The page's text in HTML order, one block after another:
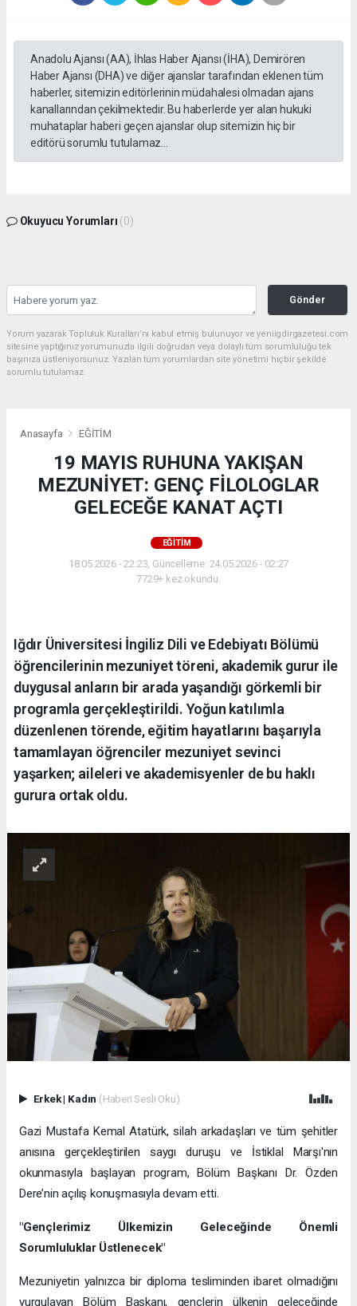
Anadolu Ajansı (AA), İhlas Haber Ajansı (İHA), Demirören
Haber Ajansı (DHA) ve diğer ajanslar tarafından eklenen tüm
haberler, sitemizin editörlerinin müdahalesi olmadan ajans
kanallarından çekilmektedir. Bu haberlerde yer alan hukuki
muhataplar haberi geçen ajanslar olup sitemizin hiç bir
editörü sorumlu tutulamaz...
Okuyucu Yorumları (0)
Gönder
Yorum yazarak Topluluk Kuralları’nı kabul etmiş bulunuyor ve yeniigdirgazetesi.com
sitesine yaptığınız yorumunuzla ilgili doğrudan veya dolaylı tüm sorumluluğu tek
başınıza üstleniyorsunuz. Yazılan tüm yorumlardan site yönetimi hiçbir şekilde
sorumlu tutulamaz.
Anasayfa EĞİTİM
19 MAYIS RUHUNA YAKIŞAN
MEZUNİYET: GENÇ FİLOLOGLAR
GELECEĞE KANAT AÇTI
EĞİTİM
18.05.2026 - 22:23, Güncelleme: 24.05.2026 - 02:27
7729+ kez okundu.
Iğdır Üniversitesi İngiliz Dili ve Edebiyatı Bölümü
öğrencilerinin mezuniyet töreni, akademik gurur ile
duygusal anların bir arada yaşandığı görkemli bir
programla gerçekleştirildi. Yoğun katılımla
düzenlenen törende, eğitim hayatlarını başarıyla
tamamlayan öğrenciler mezuniyet sevinci
yaşarken; aileleri ve akademisyenler de bu haklı
gurura ortak oldu.
Erkek| Kadın (Haberi Sesli Oku)
Gazi Mustafa Kemal Atatürk, silah arkadaşları ve tüm şehitler
anısına gerçekleştirilen saygı duruşu ve İstiklal Marşı'nın
okunmasıyla başlayan program, Bölüm Başkanı Dr. Özden
Dere’nin açılış konuşmasıyla devam etti.
"Gençlerimiz Ülkemizin Geleceğinde Önemli
Sorumluluklar Üstlenecek"
Mezuniyetin yalnızca bir diploma tesliminden ibaret olmadığını
vurgulayan Bölüm Başkanı, gençlerin ülkenin geleceğinde